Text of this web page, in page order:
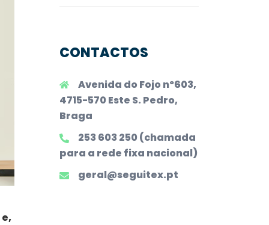
CONTACTOS
Avenida do Fojo nº603,
4715-570 Este S. Pedro,
Braga
253 603 250 (chamada
para a rede fixa nacional)
geral@seguitex.pt